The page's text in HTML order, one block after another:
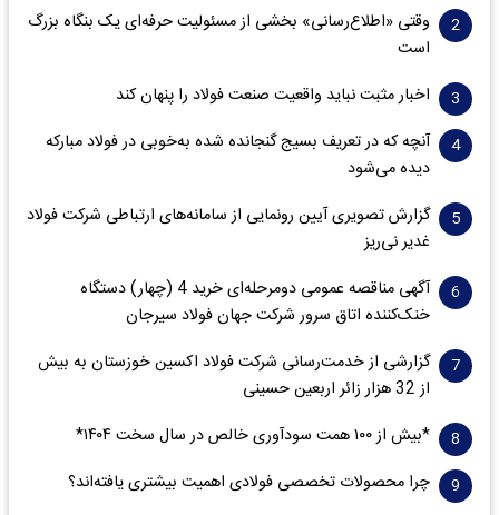
وقتی «اطلاع‌رسانی» بخشی از مسئولیت حرفه‌ای یک بنگاه بزرگ
است
اخبار مثبت نباید واقعیت صنعت فولاد را پنهان کند
آنچه که در تعریف بسیج گنجانده شده به‌خوبی در فولاد مبارکه
دیده می‌شود
گزارش تصویری آیین رونمایی از سامانه‌های ارتباطی شرکت فولاد
غدیر نی‌ریز
آگهی مناقصه عمومی دومرحله‌ای خرید 4 (چهار) دستگاه
خنک‌کننده اتاق سرور شرکت جهان فولاد سیرجان
گزارشی از خدمت‌رسانی شرکت فولاد اکسین خوزستان به بیش
از 32 هزار زائر اربعین حسینی
*بیش از ۱۰۰ همت سودآوری خالص در سال سخت ۱۴۰۴*
چرا محصولات تخصصی فولادی اهمیت بیشتری یافته‌اند؟